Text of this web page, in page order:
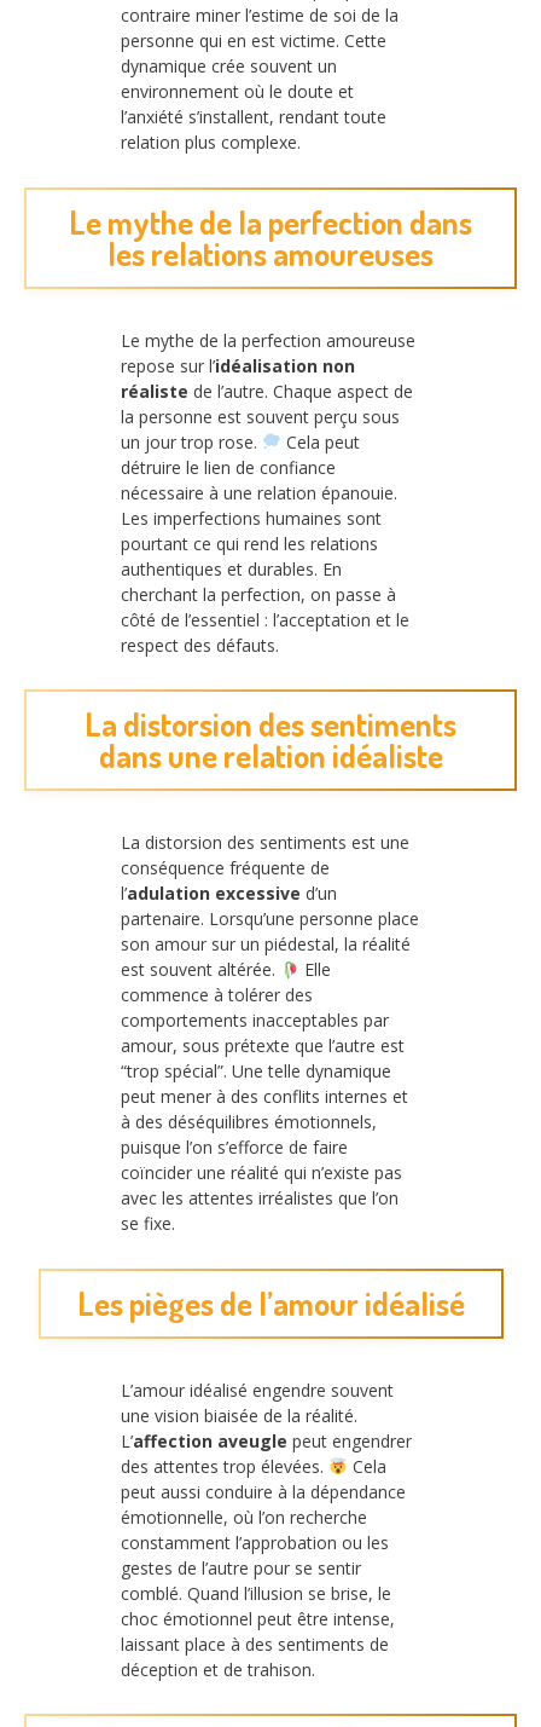
contraire miner l’estime de soi de la
personne qui en est victime. Cette
dynamique crée souvent un
environnement où le doute et
l’anxiété s’installent, rendant toute
relation plus complexe.
Le mythe de la perfection dans
les relations amoureuses
Le mythe de la perfection amoureuse
repose sur l’idéalisation non
réaliste de l’autre. Chaque aspect de
la personne est souvent perçu sous
un jour trop rose.
Cela peut
détruire le lien de confiance
nécessaire à une relation épanouie.
Les imperfections humaines sont
pourtant ce qui rend les relations
authentiques et durables. En
cherchant la perfection, on passe à
côté de l’essentiel : l’acceptation et le
respect des défauts.
La distorsion des sentiments
dans une relation idéaliste
La distorsion des sentiments est une
conséquence fréquente de
l’adulation excessive d’un
partenaire. Lorsqu’une personne place
son amour sur un piédestal, la réalité
est souvent altérée.
Elle
commence à tolérer des
comportements inacceptables par
amour, sous prétexte que l’autre est
“trop spécial”. Une telle dynamique
peut mener à des conflits internes et
à des déséquilibres émotionnels,
puisque l’on s’efforce de faire
coïncider une réalité qui n’existe pas
avec les attentes irréalistes que l’on
se fixe.
Les pièges de l’amour idéalisé
L’amour idéalisé engendre souvent
une vision biaisée de la réalité.
L’affection aveugle peut engendrer
des attentes trop élevées.
Cela
peut aussi conduire à la dépendance
émotionnelle, où l’on recherche
constamment l’approbation ou les
gestes de l’autre pour se sentir
comblé. Quand l’illusion se brise, le
choc émotionnel peut être intense,
laissant place à des sentiments de
déception et de trahison.